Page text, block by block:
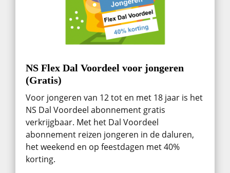
NS Flex Dal Voordeel voor jongeren
(Gratis)
Voor jongeren van 12 tot en met 18 jaar is het
NS Dal Voordeel abonnement gratis
verkrijgbaar. Met het Dal Voordeel
abonnement reizen jongeren in de daluren,
het weekend en op feestdagen met 40%
korting.